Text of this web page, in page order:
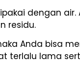
dengan
residu.
Anda bisa
terlalu lama